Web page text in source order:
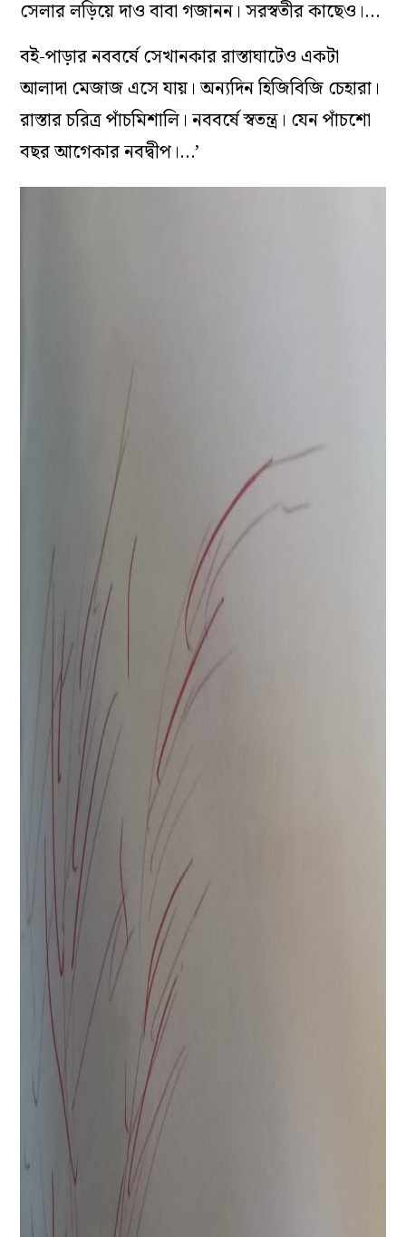
সেলার লড়িয়ে দাও বাবা গজানন। সরস্বতীর কাছেও।…
বই-পাড়ার নববর্ষে সেখানকার রাস্তাঘাটেও একটা
আলাদা মেজাজ এসে যায়। অন্যদিন হিজিবিজি চেহারা।
রাস্তার চরিত্র পাঁচমিশালি। নববর্ষে স্বতন্ত্র। যেন পাঁচশো
বছর আগেকার নবদ্বীপ।…’